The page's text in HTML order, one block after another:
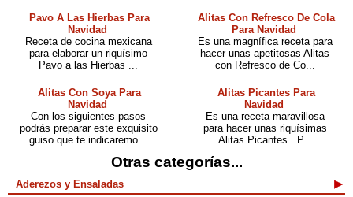
Pavo A Las Hierbas Para
Navidad
Receta de cocina mexicana
para elaborar un riquísimo
Pavo a las Hierbas ...
Alitas Con Refresco De Cola
Para Navidad
Es una magnífica receta para
hacer unas apetitosas Alitas
con Refresco de Co...
Alitas Con Soya Para
Navidad
Con los siguientes pasos
podrás preparar este exquisito
guiso que te indicaremo...
Alitas Picantes Para
Navidad
Es una receta maravillosa
para hacer unas riquísimas
Alitas Picantes . P...
Otras categorías...
Aderezos y Ensaladas